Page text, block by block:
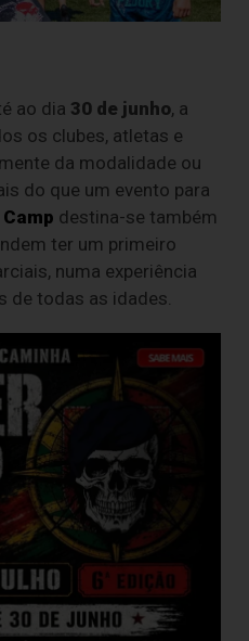
ao dia 30 de junho, a
os clubes, atletas e
da modalidade ou
do que um evento para
destina-se também
ter um primeiro
numa experiência
de todas as idades.